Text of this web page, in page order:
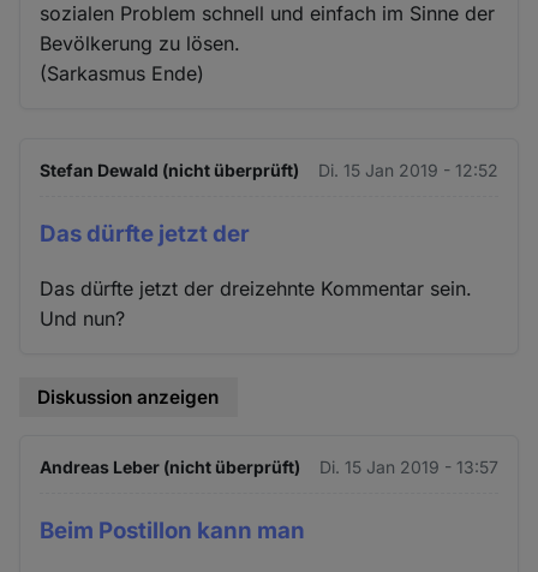
sozialen Problem schnell und einfach im Sinne der
Bevölkerung zu lösen.
(Sarkasmus Ende)
Stefan Dewald (nicht überprüft) Di. 15 Jan 2019 - 12:52
Das dürfte jetzt der
Das dürfte jetzt der dreizehnte Kommentar sein.
Und nun?
Diskussion anzeigen
Andreas Leber (nicht überprüft) Di. 15 Jan 2019 - 13:57
Beim Postillon kann man